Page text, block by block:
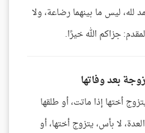
لله، ليس ما بينهما رضاعة، ولا
جزاكم الله خيرًا.
بعد وفاتها
أختها إذا ماتت، أو طلقها
لا بأس، يتزوج أختها، أو